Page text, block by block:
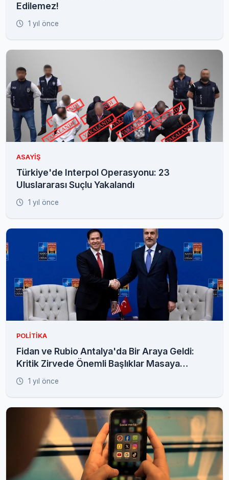
Edilemez!
1 yıl önce
ASAYIŞ
Türkiye'de Interpol Operasyonu: 23
Uluslararası Suçlu Yakalandı
1 yıl önce
POLITIKA
Fidan ve Rubio Antalya'da Bir Araya Geldi:
Kritik Zirvede Önemli Başlıklar Masaya
Yatırıldı
1 yıl önce